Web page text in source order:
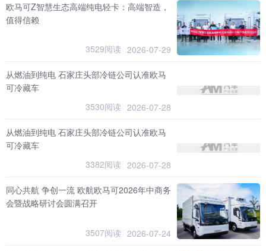
欧马可Z智慧生态高端纯电轻卡：高端智造，
值得信赖
3529阅读 2026-07-29
从燃油到纯电 石家庄头部冷链公司认准欧马
可冷藏车
3530阅读 2026-07-28
从燃油到纯电 石家庄头部冷链公司认准欧马
可冷藏车
3382阅读 2026-07-28
同心共航 争创一流 欧航欧马可2026年中商务
会暨战略研讨会圆满召开
3507阅读 2026-07-24